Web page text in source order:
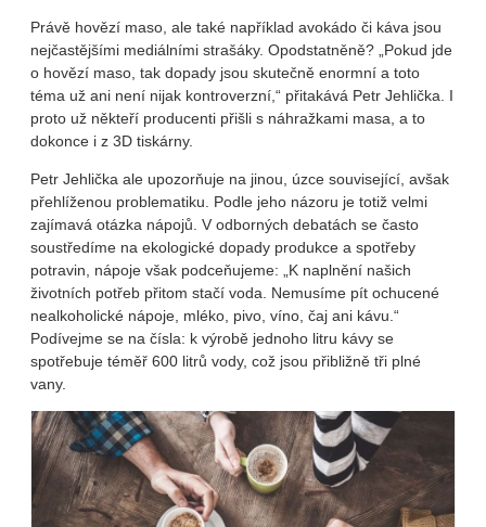
Právě hovězí maso, ale také například avokádo či káva jsou
nejčastějšími mediálními strašáky. Opodstatněně? „Pokud jde
o hovězí maso, tak dopady jsou skutečně enormní a toto
téma už ani není nijak kontroverzní,“ přitakává Petr Jehlička. I
proto už někteří producenti přišli s náhražkami masa, a to
dokonce i z 3D tiskárny.
Petr Jehlička ale upozorňuje na jinou, úzce související, avšak
přehlíženou problematiku. Podle jeho názoru je totiž velmi
zajímavá otázka nápojů. V odborných debatách se často
soustředíme na ekologické dopady produkce a spotřeby
potravin, nápoje však podceňujeme: „K naplnění našich
životních potřeb přitom stačí voda. Nemusíme pít ochucené
nealkoholické nápoje, mléko, pivo, víno, čaj ani kávu.“
Podívejme se na čísla: k výrobě jednoho litru kávy se
spotřebuje téměř 600 litrů vody, což jsou přibližně tři plné
vany.